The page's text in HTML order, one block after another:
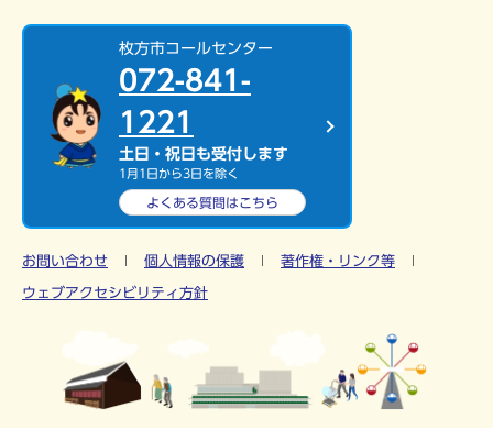
枚方市コールセンター
072-841-
1221
土日・祝日も受付します
1月1日から3日を除く
よくある質問はこちら
お問い合わせ 個人情報の保護 著作権・リンク等
ウェブアクセシビリティ方針